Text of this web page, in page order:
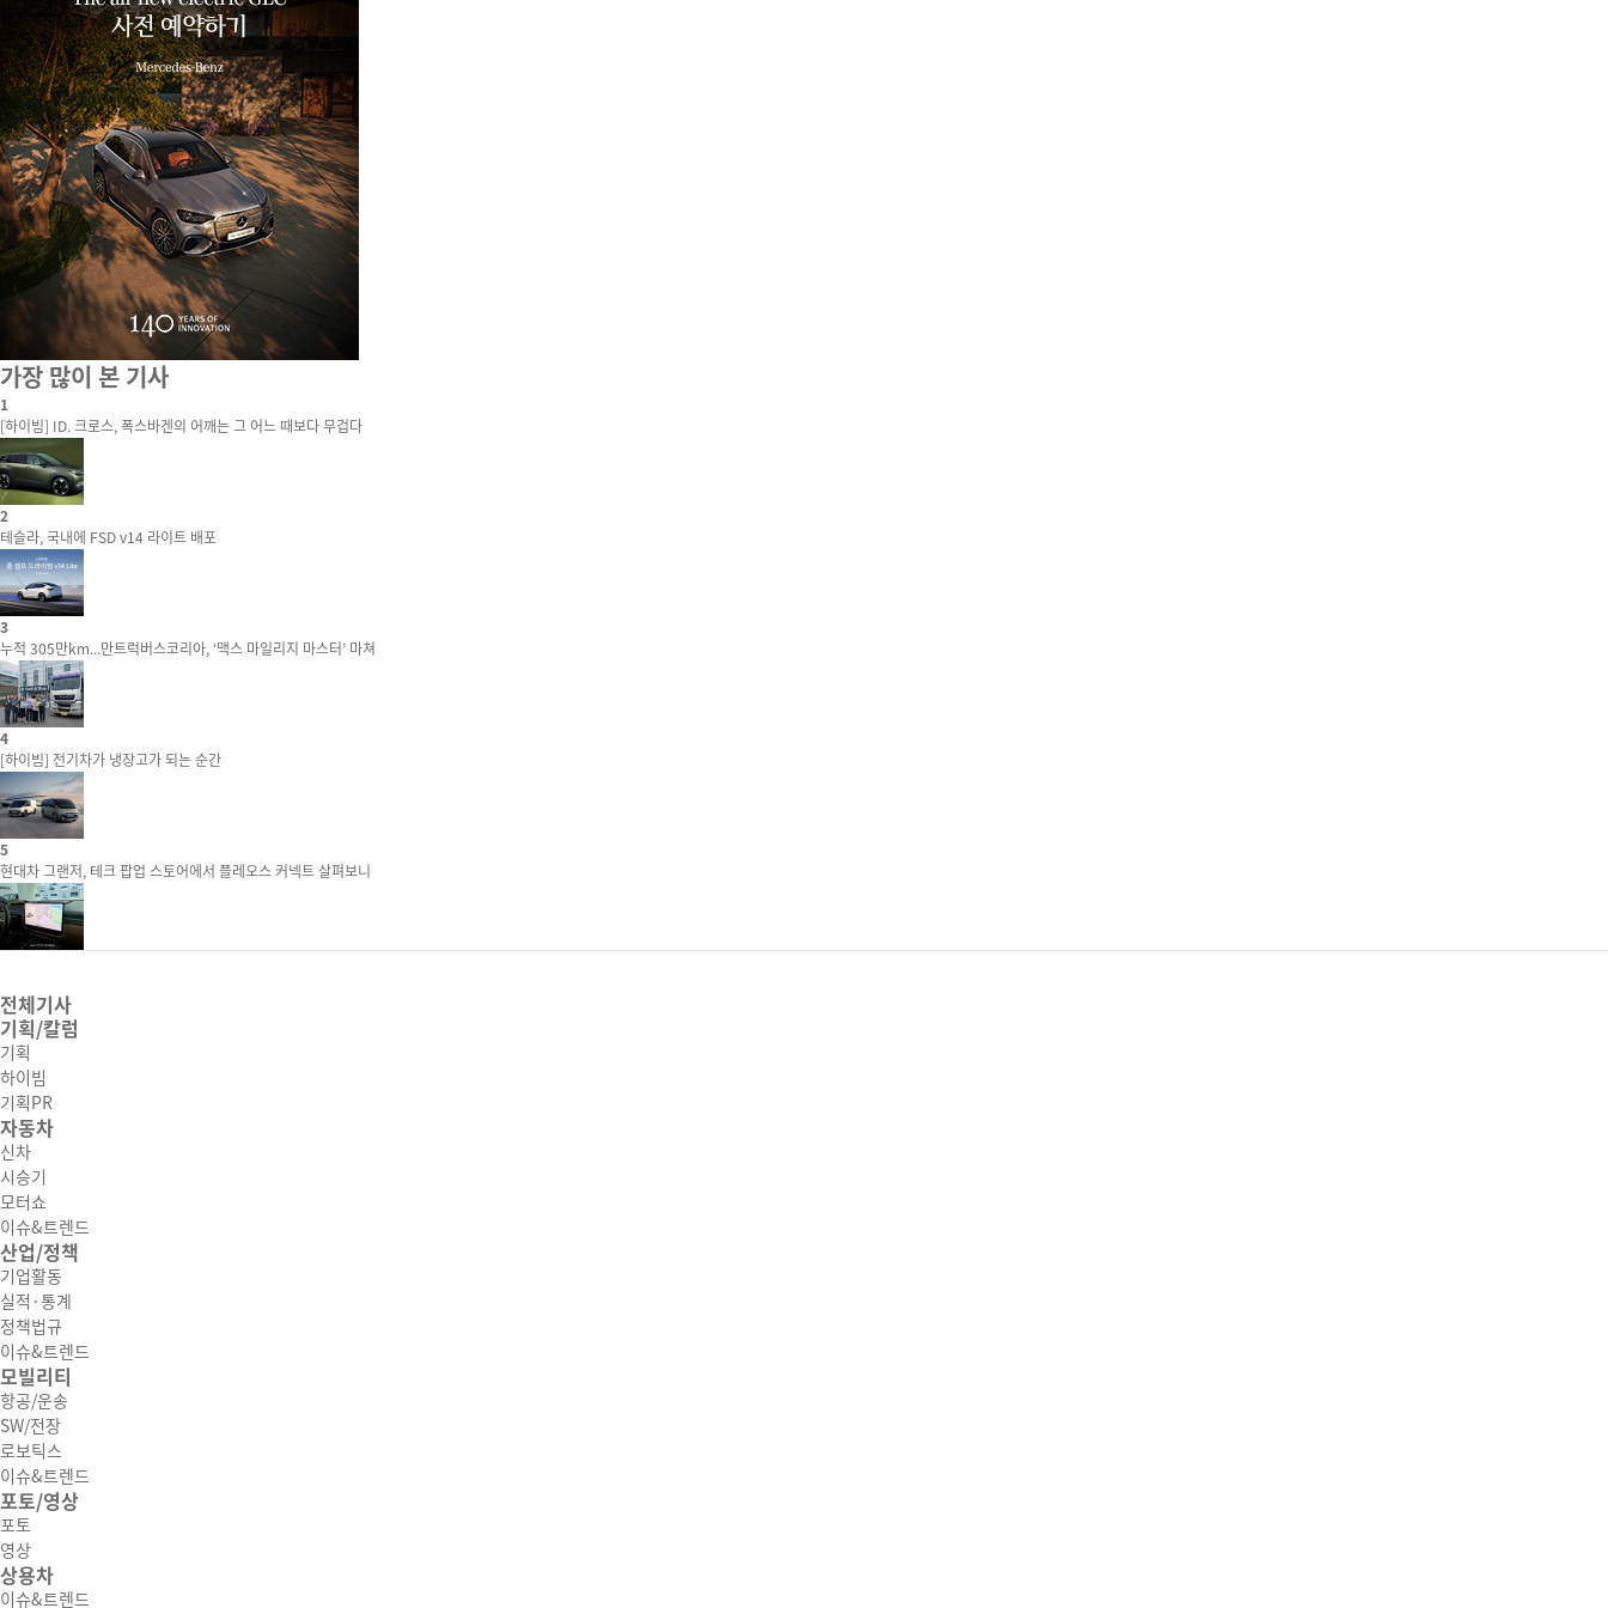
가장 많이 본 기사
1
[하이빔] ID. 크로스, 폭스바겐의 어깨는 그 어느 때보다 무겁다
2
테슬라, 국내에 FSD v14 라이트 배포
3
누적 305만km...만트럭버스코리아, ‘맥스 마일리지 마스터’ 마쳐
4
[하이빔] 전기차가 냉장고가 되는 순간
5
현대차 그랜저, 테크 팝업 스토어에서 플레오스 커넥트 살펴보니
전체기사
기획/칼럼
기획
하이빔
기획PR
자동차
신차
시승기
모터쇼
이슈&트렌드
산업/정책
기업활동
실적·통계
정책법규
이슈&트렌드
모빌리티
항공/운송
SW/전장
로보틱스
이슈&트렌드
포토/영상
포토
영상
상용차
이슈&트렌드